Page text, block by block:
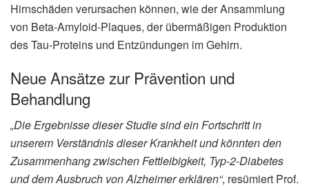
Hirnschäden verursachen können, wie der Ansammlung
von Beta-Amyloid-Plaques, der übermäßigen Produktion
des Tau-Proteins und Entzündungen im Gehirn.
Neue Ansätze zur Prävention und
Behandlung
„Die Ergebnisse dieser Studie sind ein Fortschritt in
unserem Verständnis dieser Krankheit und könnten den
Zusammenhang zwischen Fettleibigkeit, Typ-2-Diabetes
und dem Ausbruch von Alzheimer erklären“, resümiert Prof.